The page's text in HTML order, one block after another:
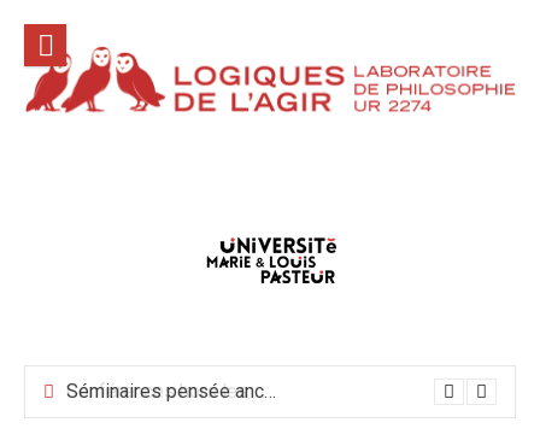
contenu
Conférences hors les murs mai-juin-juillet 2026